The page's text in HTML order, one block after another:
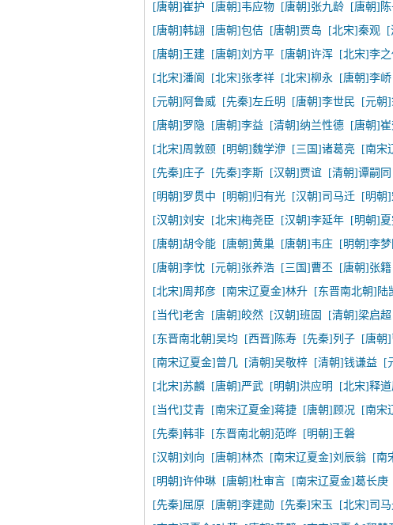
[唐朝]崔护
[唐朝]韦应物 [唐朝]张九龄 [唐朝]陈
[唐朝]韩翃
[唐朝]包佶 [唐朝]贾岛 [北宋]秦观
[
[唐朝]王建
[唐朝]刘方平 [唐朝]许浑 [北宋]李之
[北宋]潘阆
[北宋]张孝祥 [北宋]柳永 [唐朝]李峤
[元朝]阿鲁威
[先秦]左丘明 [唐朝]李世民 [元朝
[唐朝]罗隐
[唐朝]李益 [清朝]纳兰性德 [唐朝]崔
[北宋]周敦颐
[明朝]魏学洢 [三国]诸葛亮 [南宋
[先秦]庄子
[先秦]李斯 [汉朝]贾谊 [清朝]谭嗣同
[明朝]罗贯中
[明朝]归有光 [汉朝]司马迁 [明朝
[汉朝]刘安
[北宋]梅尧臣 [汉朝]李延年 [明朝]
[唐朝]胡令能
[唐朝]黄巢 [唐朝]韦庄 [明朝]李梦
[唐朝]李忱
[元朝]张养浩 [三国]曹丕 [唐朝]张籍
[北宋]周邦彦
[南宋辽夏金]林升 [东晋南北朝]陆
[当代]老舍
[唐朝]皎然 [汉朝]班固 [清朝]梁启超
[东晋南北朝]吴均
[西晋]陈寿 [先秦]列子 [唐朝
[南宋辽夏金]曾几
[清朝]吴敬梓 [清朝]钱谦益 [
[北宋]苏麟
[唐朝]严武 [明朝]洪应明 [北宋]释道
[当代]艾青
[南宋辽夏金]蒋捷 [唐朝]顾况 [南宋
[先秦]韩非
[东晋南北朝]范晔
[明朝]王磐
[汉朝]刘向
[唐朝]林杰 [南宋辽夏金]刘辰翁 [南
[明朝]许仲琳
[唐朝]杜审言 [南宋辽夏金]葛长庚
[先秦]屈原
[唐朝]李建勋 [先秦]宋玉 [北宋]司